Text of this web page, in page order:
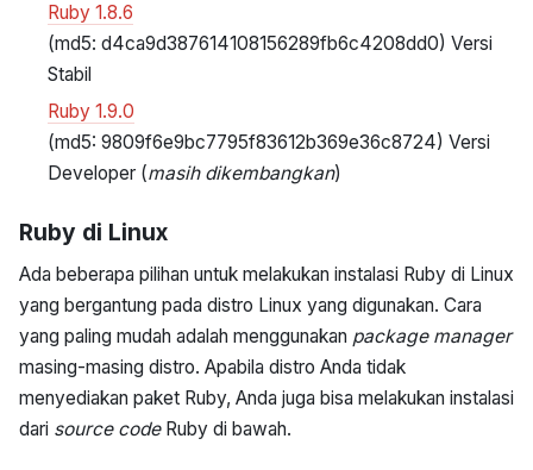
Ruby 1.8.6
(md5: d4ca9d387614108156289fb6c4208dd0) Versi
Stabil
Ruby 1.9.0
(md5: 9809f6e9bc7795f83612b369e36c8724) Versi
Developer (masih dikembangkan)
Ruby di Linux
Ada beberapa pilihan untuk melakukan instalasi Ruby di Linux
yang bergantung pada distro Linux yang digunakan. Cara
yang paling mudah adalah menggunakan package manager
masing-masing distro. Apabila distro Anda tidak
menyediakan paket Ruby, Anda juga bisa melakukan instalasi
dari source codeRuby di bawah.